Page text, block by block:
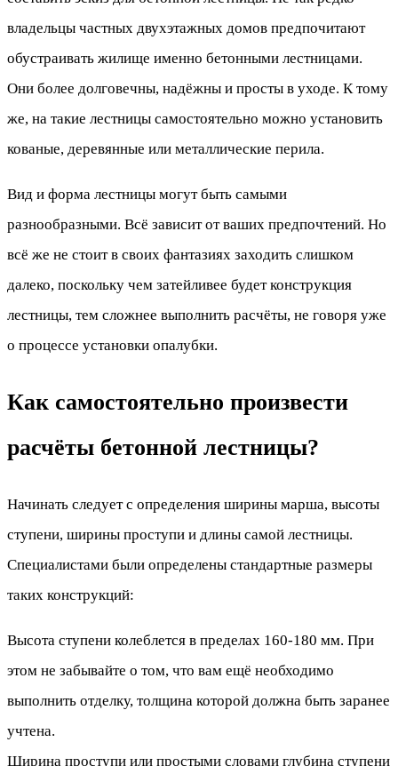
владельцы частных двухэтажных домов предпочитают
обустраивать жилище именно бетонными лестницами.
Они более долговечны, надёжны и просты в уходе. К тому
же, на такие лестницы самостоятельно можно установить
кованые, деревянные или металлические перила.
Вид и форма лестницы могут быть самыми
разнообразными. Всё зависит от ваших предпочтений. Но
всё же не стоит в своих фантазиях заходить слишком
далеко, поскольку чем затейливее будет конструкция
лестницы, тем сложнее выполнить расчёты, не говоря уже
о процессе установки опалубки.
Как самостоятельно произвести
расчёты бетонной лестницы?
Начинать следует с определения ширины марша, высоты
ступени, ширины проступи и длины самой лестницы.
Специалистами были определены стандартные размеры
таких конструкций:
Высота ступени колеблется в пределах 160-180 мм. При
этом не забывайте о том, что вам ещё необходимо
выполнить отделку, толщина которой должна быть заранее
учтена.
Ширина проступи или простыми словами глубина ступени